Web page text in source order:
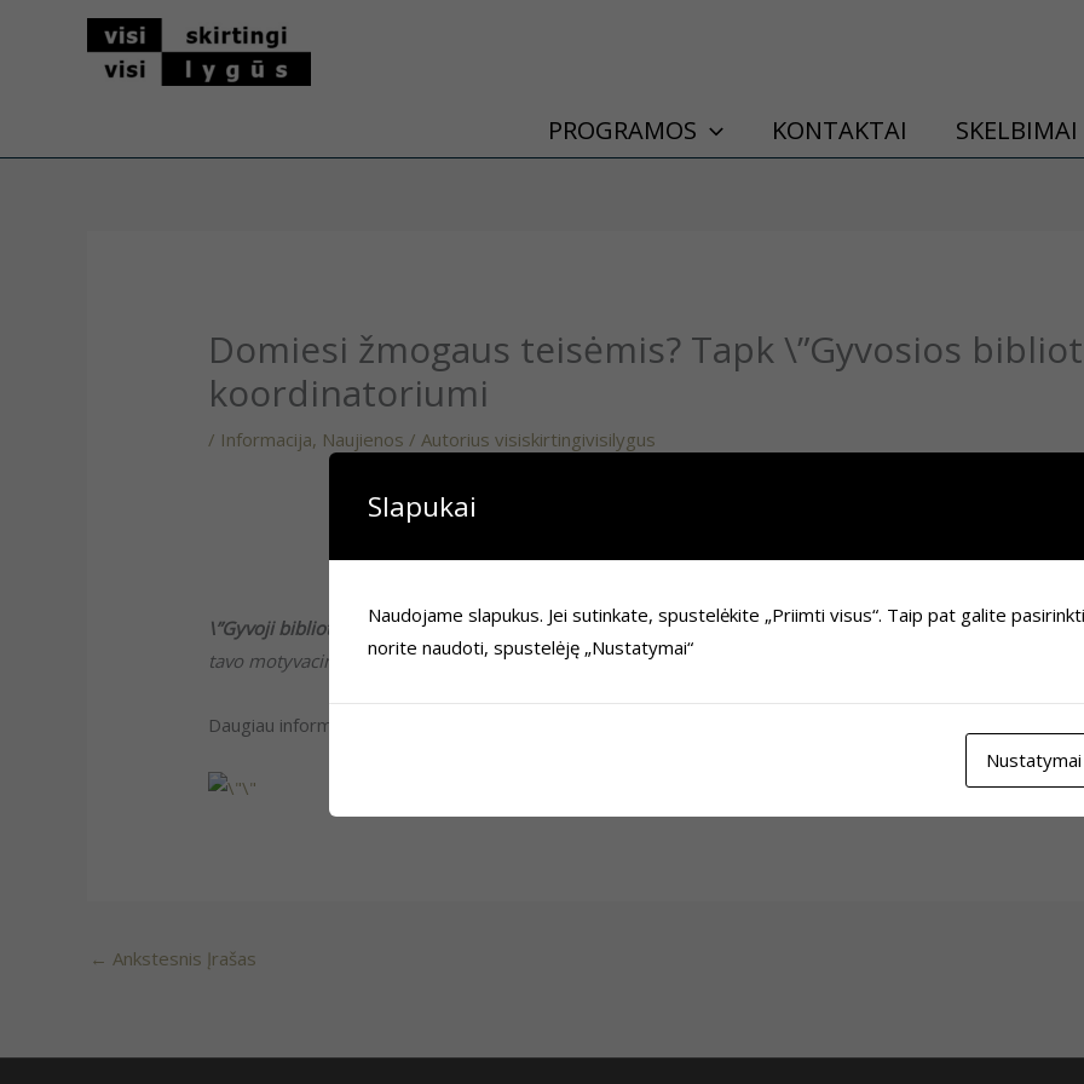
PROGRAMOS KONTAKTAI SKELBIMAI
Domiesi žmogaus teisėmis? Tapk \”Gyvosios
koordinatoriumi
/ Informacija, Naujienos / Autorius visiskirtingivisilygus
\”Gyvoji biblioteka\”kviečia prisijungti prie savanorių būrio savanorių koordinatorių (-ę) bei
tavo motyvacinio laiško ir tavęs
Daugiau informacijos apie atviras pozicijas gali rasti prisegtame faile:
← Ankstesnis Įrašas
Slapukai
Naudojame slapukus. Jei sutinkate, spustelėkite „Priimti visus“. Taip pat galite
norite naudoti, spustelėję „Nustatymai“
Nustatymai